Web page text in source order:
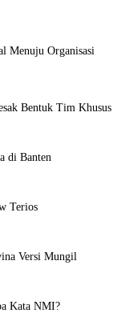
Menuju Organisasi
Bentuk Tim Khusus
di Banten
Terios
Versi Mungil
Kata NMI?